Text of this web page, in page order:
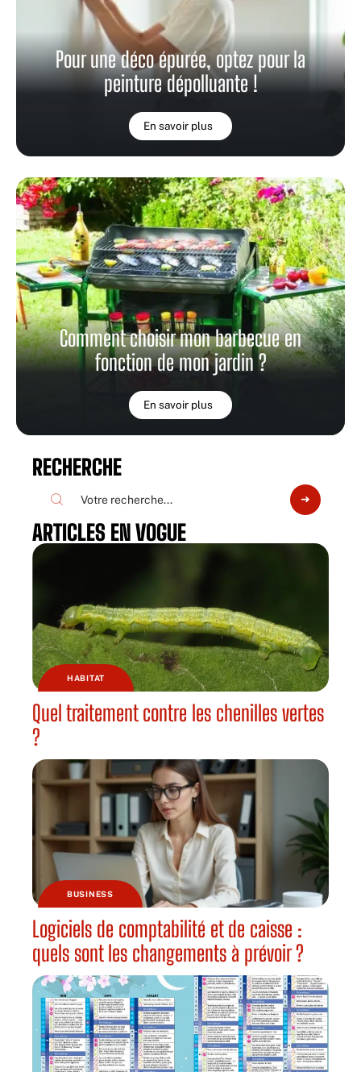
Pour une déco épurée, optez pour la
peinture dépolluante !
En savoir plus
Comment choisir mon barbecue en
fonction de mon jardin ?
En savoir plus
RECHERCHE
ARTICLES EN VOGUE
HABITAT
Quel traitement contre les chenilles vertes
?
BUSINESS
Logiciels de comptabilité et de caisse :
quels sont les changements à prévoir ?